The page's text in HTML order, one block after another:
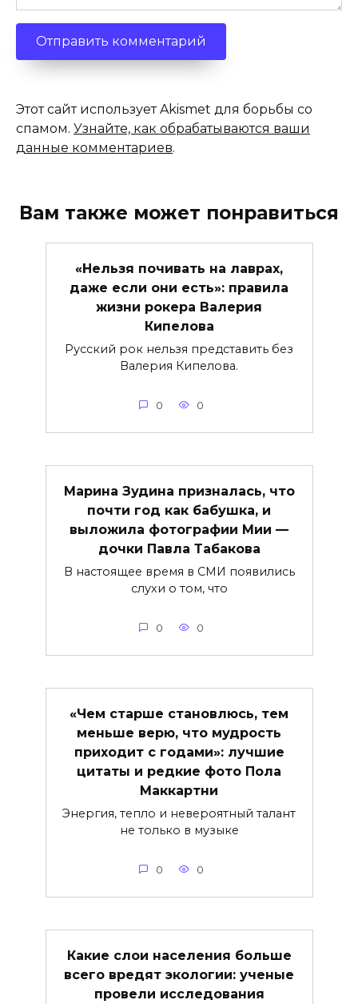
Этот сайт использует Akismet для борьбы со
спамом. Узнайте, как обрабатываются ваши
данные комментариев.
Вам также может понравиться
«Нельзя почивать на лаврах,
даже если они есть»: правила
жизни рокера Валерия
Кипелова
Русский рок нельзя представить без
Валерия Кипелова.
0 0
Марина Зудина призналась, что
почти год как бабушка, и
выложила фотографии Мии —
дочки Павла Табакова
В настоящее время в СМИ появились
слухи о том, что
0 0
«Чем старше становлюсь, тем
меньше верю, что мудрость
приходит с годами»: лучшие
цитаты и редкие фото Пола
Маккартни
Энергия, тепло и невероятный талант
не только в музыке
0 0
Какие слои населения больше
всего вредят экологии: ученые
провели исследования